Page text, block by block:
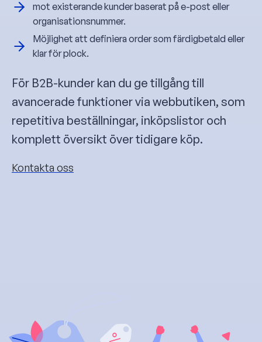
mot existerande kunder baserat på e-post eller
organisationsnummer.
Möjlighet att definiera order som färdigbetald eller
klar för plock.
För B2B-kunder kan du ge tillgång till
avancerade funktioner via webbutiken, som
repetitiva beställningar, inköpslistor och
komplett översikt över tidigare köp.
Kontakta oss